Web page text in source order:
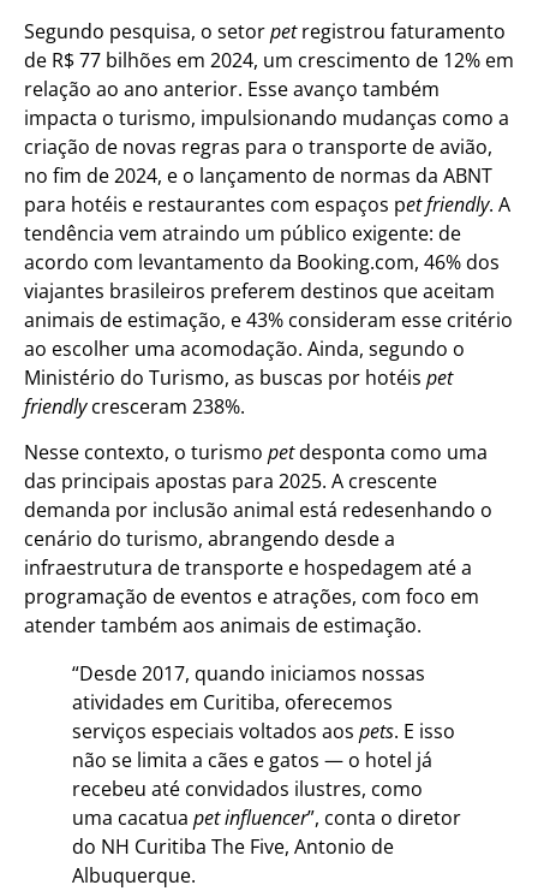
Segundo pesquisa, o setorpetregistrou faturamento
de R$ 77 bilhões em 2024, um crescimento de 12% em
relação ao ano anterior. Esse avanço também
impacta o turismo, impulsionando mudanças como a
criação de novas regras para o transporte de avião,
no fim de 2024, e o lançamento de normas da ABNT
para hotéis e restaurantes com espaços pet friendly. A
tendência vem atraindo um público exigente: de
acordo com levantamento da Booking.com, 46% dos
viajantes brasileiros preferem destinos que aceitam
animais de estimação, e 43% consideram esse critério
ao escolher uma acomodação. Ainda, segundo o
Ministério do Turismo, as buscas por hotéis pet
friendlycresceram 238%.
Nesse contexto, o turismo petdesponta como uma
das principais apostas para 2025. A crescente
demanda por inclusão animal está redesenhando o
cenário do turismo, abrangendo desde a
infraestrutura de transporte e hospedagem até a
programação de eventos e atrações, com foco em
atender também aos animais de estimação.
“Desde 2017, quando iniciamos nossas
atividades em Curitiba, oferecemos
serviços especiais voltados aos pets. E isso
não se limita a cães e gatos — o hotel já
recebeu até convidados ilustres, como
uma cacatua pet influencer”, conta o diretor
do NH Curitiba The Five, Antonio de
Albuquerque.